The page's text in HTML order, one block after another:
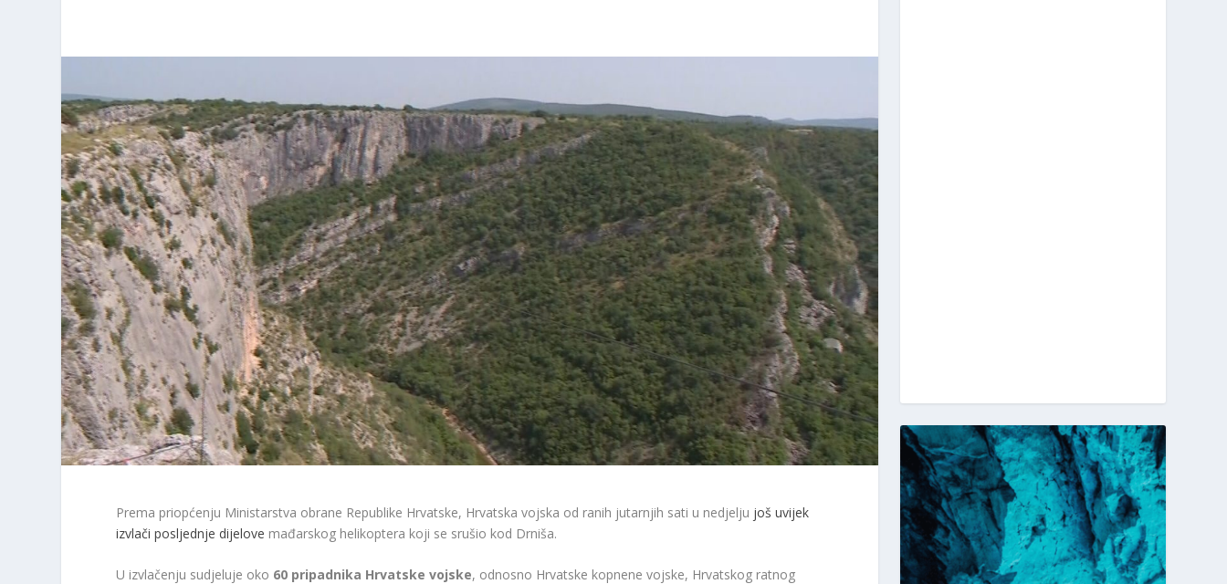
Prema priopćenju Ministarstva obrane Republike Hrvatske, Hrvatska vojska od ranih jutarnjih sati u nedjelju još uvijek
izvlači posljednje dijelove mađarskog helikoptera koji se srušio kod Drniša.
U izvlačenju sudjeluje oko 60 pripadnika Hrvatske vojske, odnosno Hrvatske kopnene vojske, Hrvatskog ratnog